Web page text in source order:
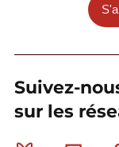
Suivez-
sur les